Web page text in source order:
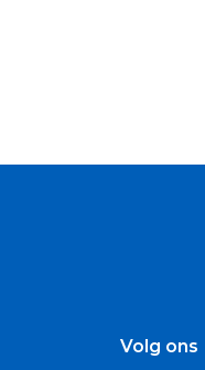
Volg ons